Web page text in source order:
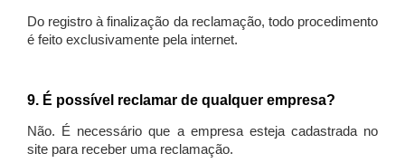
Do registro à finalização da reclamação, todo procedimento
é feito exclusivamente pela internet.
9. É possível reclamar de qualquer empresa?
Não. É necessário que a empresa esteja cadastrada no
site para receber uma reclamação.